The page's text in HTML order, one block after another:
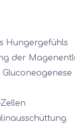
Hungergefühls
der